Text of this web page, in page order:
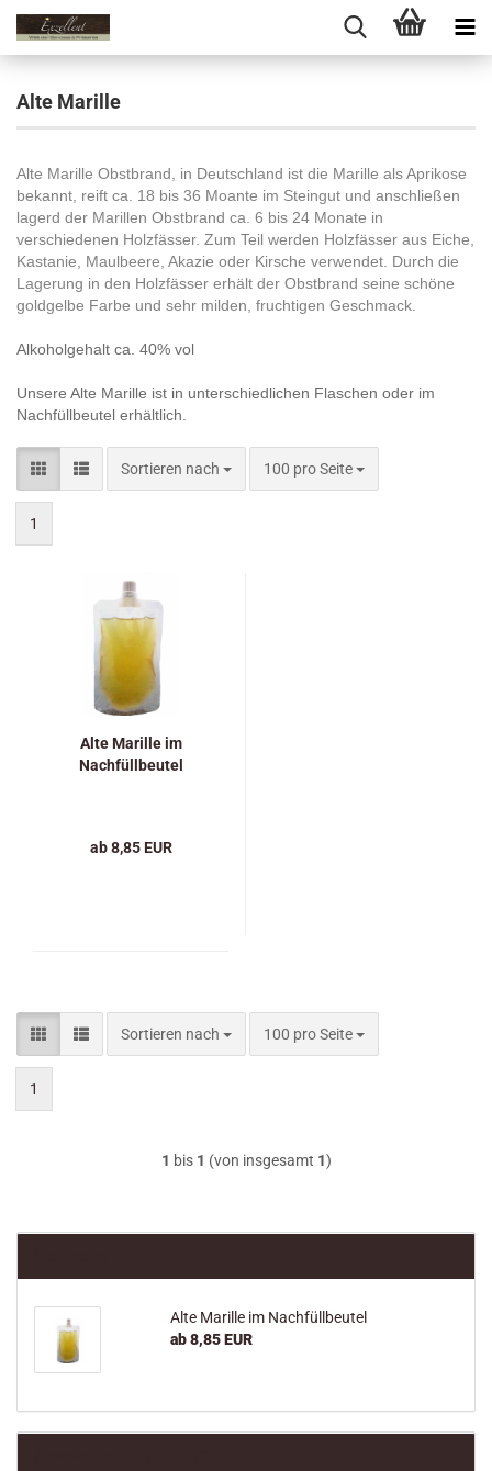
Alte Marille
Alte Marille Obstbrand, in Deutschland ist die Marille als Aprikose
bekannt, reift ca. 18 bis 36 Moante im Steingut und anschließen
lagerd der Marillen Obstbrand ca. 6 bis 24 Monate in
verschiedenen Holzfässer. Zum Teil werden Holzfässer aus Eiche,
Kastanie, Maulbeere, Akazie oder Kirsche verwendet. Durch die
Lagerung in den Holzfässer erhält der Obstbrand seine schöne
goldgelbe Farbe und sehr milden, fruchtigen Geschmack.
Alkoholgehalt ca. 40% vol
Unsere Alte Marille ist in unterschiedlichen Flaschen oder im
Nachfüllbeutel erhältlich.
Sortieren nach
Sortieren nach 100 pro Seite
pro Seite
1
Alte Marille im
Nachfüllbeutel
ab 8,85 EUR
Sortieren nach
Sortieren nach 100 pro Seite
pro Seite
1
1 bis 1 (von insgesamt 1)
Alte Marille im Nachfüllbeutel
ab 8,85 EUR